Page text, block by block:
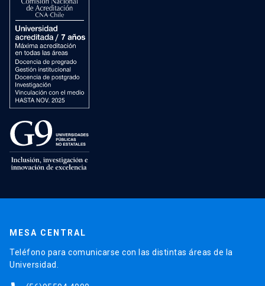
MESA CENTRAL
Teléfono para comunicarse con las distintas áreas de la
Universidad.